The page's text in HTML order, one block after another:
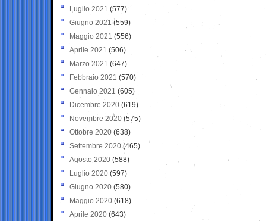
Luglio 2021 (577)
Giugno 2021(559)
Maggio 2021 (556)
Aprile 2021 (506)
Marzo 2021 (647)
Febbraio 2021 (570)
Gennaio 2021 (605)
Dicembre 2020 (619)
Novembre 2020 (575)
Ottobre 2020 (638)
Settembre 2020(465)
Agosto 2020 (588)
Luglio 2020 (597)
Giugno 2020 (580)
Maggio 2020 (618)
Aprile 2020 (643)